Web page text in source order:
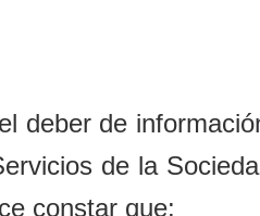
deber de
de la
constar que: